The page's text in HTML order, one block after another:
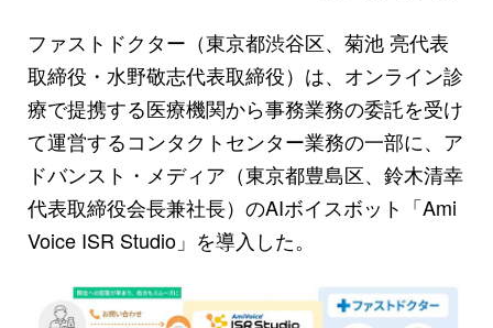
ファストドクター（東京都渋谷区、菊池 亮代表
取締役・水野敬志代表取締役）は、オンライン診
療で提携する医療機関から事務業務の委託を受け
て運営するコンタクトセンター業務の一部に、ア
ドバンスト・メディア（東京都豊島区、鈴木清幸
代表取締役会長兼社長）のAIボイスボット「Ami
Voice ISR Studio」を導入した。